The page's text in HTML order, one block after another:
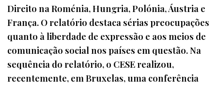
Direito na Roménia, Hungria, Polónia, Áustria e
França. O relatório destaca sérias preocupações
quanto à liberdade de expressão e aos meios de
comunicação social nos países em questão. Na
sequência do relatório, o CESE realizou,
recentemente, em Bruxelas, uma conferência